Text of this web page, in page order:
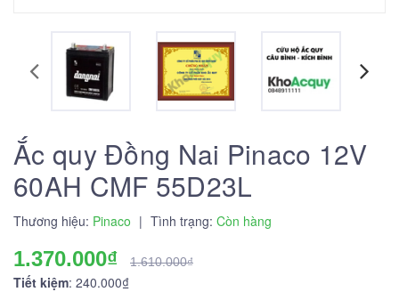
Ắc quy Đồng Nai Pinaco 12V
60AH CMF 55D23L
Thương hiệu: Pinaco | Tình trạng: Còn hàng
1.370.000₫ 1.610.000₫
Tiết kiệm: 240.000₫